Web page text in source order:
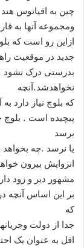
چین به اقیانوس
ومجموعه آنها به
ازاین رو است که بلوچستان در قرن
جدید در موقعیت
بدرستی درک
نخواهدشد.آنچه
که بلوچ نیاز دارد
پیچیده است . بلوچ
برسد
یا نرسد .چه
انزوایش بیرون
مشهور دیر و زود
بر این اساس آنچه
که
جدا از دولت
اقل به عنوان یک